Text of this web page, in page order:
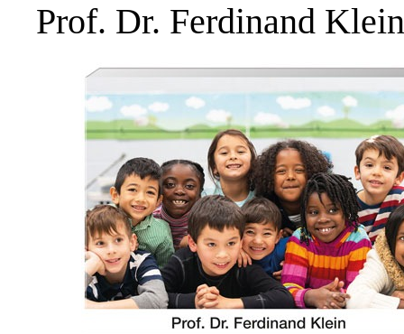
Prof. Dr. Ferdinand Klein